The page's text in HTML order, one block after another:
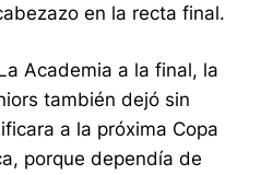
en la recta final.
Academia a la final, la
también dejó sin
a la próxima Copa
porque dependía de